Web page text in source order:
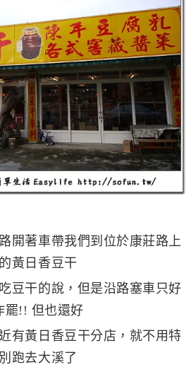
開著車帶我們到位於康莊路上
的黃日香豆干
豆干的說，但是沿路塞車只好
罷!! 但也還好
有黃日香豆干分店，就不用特
別跑去大溪了